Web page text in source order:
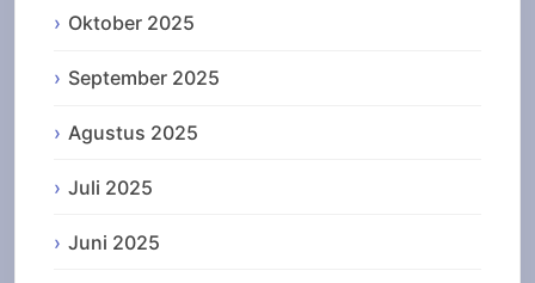
Oktober 2025
September 2025
Agustus 2025
Juli 2025
Juni 2025